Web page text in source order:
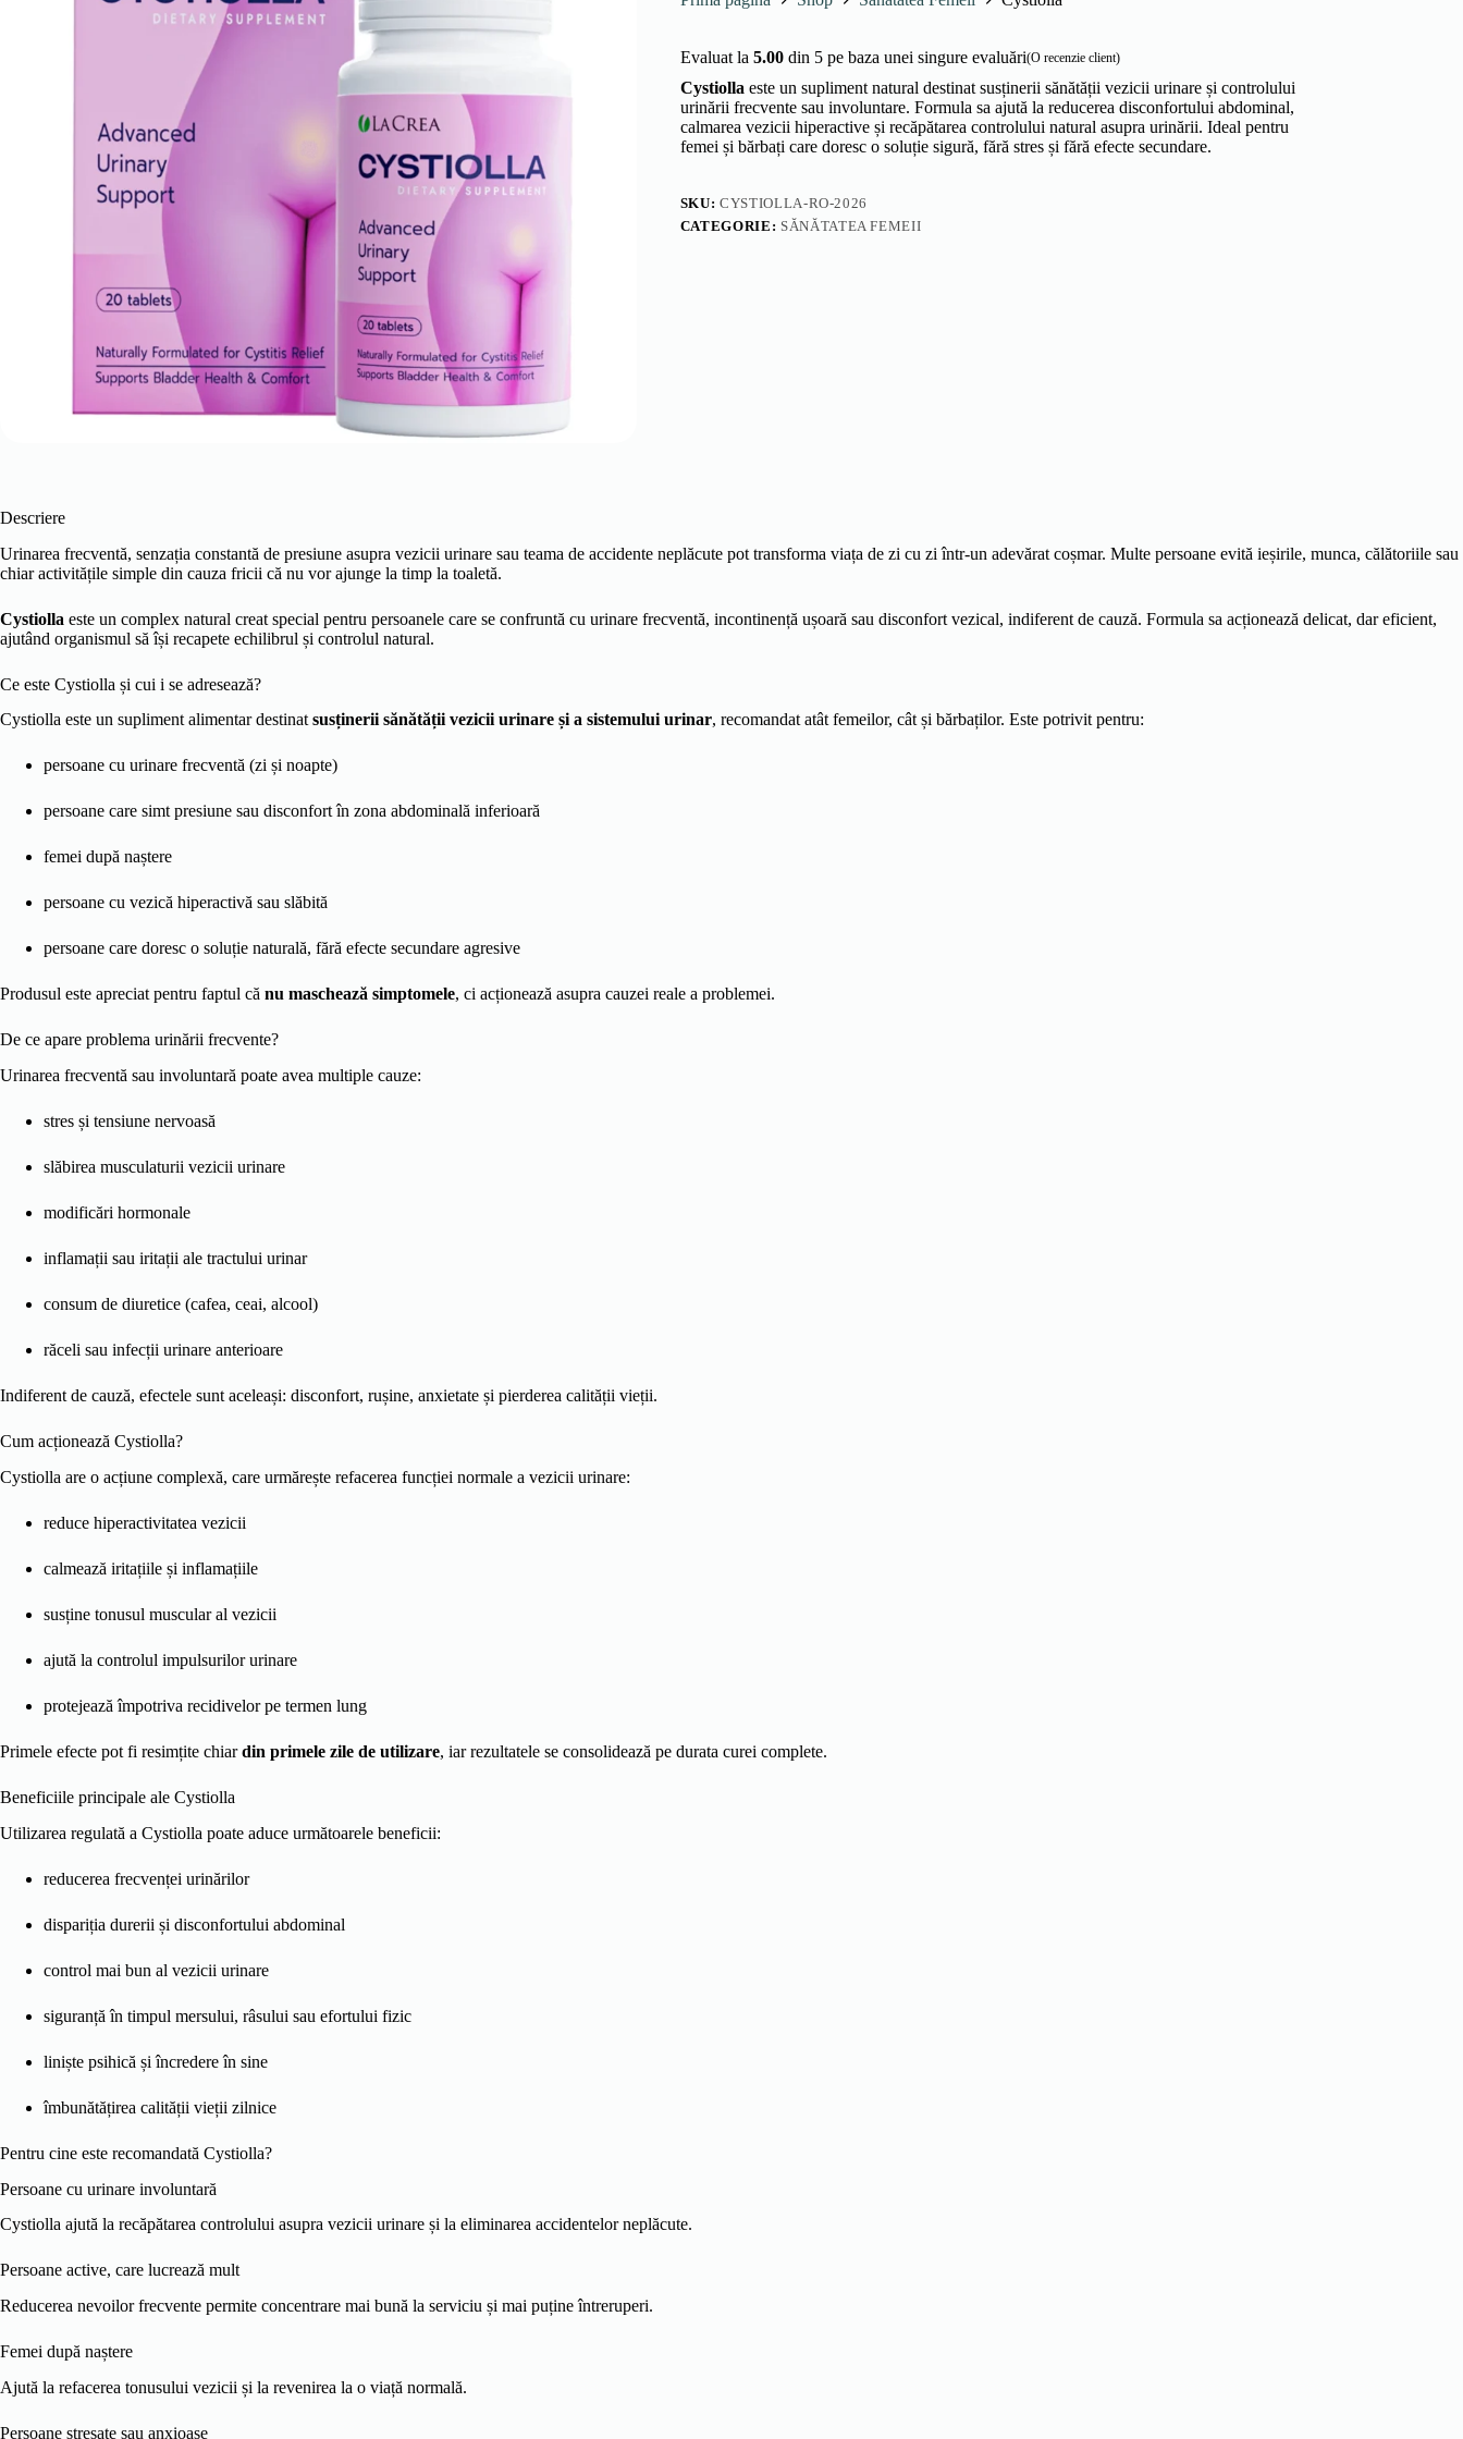
Evaluat la 5.00din 5 pe baza unei singure evaluări(O recenzie client)
Cystiolla este un supliment natural destinat susținerii sănătății vezicii urinare și controlului
urinării frecvente sau involuntare. Formula sa ajută la reducerea disconfortului abdominal,
calmarea vezicii hiperactive și recăpătarea controlului natural asupra urinării. Ideal pentru
femei și bărbați care doresc o soluție sigură, fără stres și fără efecte secundare.
SKU:CYSTIOLLA-RO-2026
CATEGORIE: SĂNĂTATEA FEMEII
Descriere
Urinarea frecventă, senzația constantă de presiune asupra vezicii urinare sau teama de accidente neplăcute pot transforma viața de zi cu zi într-un adevărat coșmar. Multe persoane evită ieșirile, munca, călătoriile sau
chiar activitățile simple din cauza fricii că nu vor ajunge la timp la toaletă.
Cystiolla este un complex natural creat special pentru persoanele care se confruntă cu urinare frecventă, incontinență ușoară sau disconfort vezical, indiferent de cauză. Formula sa acționează delicat, dar eficient,
ajutând organismul să își recapete echilibrul și controlul natural.
Ce este Cystiolla și cui i se adresează?
Cystiolla este un supliment alimentar destinat susținerii sănătății vezicii urinare și a sistemului urinar, recomandat atât femeilor, cât și bărbaților. Este potrivit pentru:
persoane cu urinare frecventă (zi și noapte)
persoane care simt presiune sau disconfort în zona abdominală inferioară
femei după naștere
persoane cu vezică hiperactivă sau slăbită
persoane care doresc o soluție naturală, fără efecte secundare agresive
Produsul este apreciat pentru faptul că nu maschează simptomele, ci acționează asupra cauzei reale a problemei.
De ce apare problema urinării frecvente?
Urinarea frecventă sau involuntară poate avea multiple cauze:
stres și tensiune nervoasă
slăbirea musculaturii vezicii urinare
modificări hormonale
inflamații sau iritații ale tractului urinar
consum de diuretice (cafea, ceai, alcool)
răceli sau infecții urinare anterioare
Indiferent de cauză, efectele sunt aceleași: disconfort, rușine, anxietate și pierderea calității vieții.
Cum acționează Cystiolla?
Cystiolla are o acțiune complexă, care urmărește refacerea funcției normale a vezicii urinare:
reduce hiperactivitatea vezicii
calmează iritațiile și inflamațiile
susține tonusul muscular al vezicii
ajută la controlul impulsurilor urinare
protejează împotriva recidivelor pe termen lung
Primele efecte pot fi resimțite chiardin primele zile de utilizare, iar rezultatele se consolidează pe durata curei complete.
Beneficiile principale ale Cystiolla
Utilizarea regulată a Cystiolla poate aduce următoarele beneficii:
reducerea frecvenței urinărilor
dispariția durerii și disconfortului abdominal
control mai bun al vezicii urinare
siguranță în timpul mersului, râsului sau efortului fizic
liniște psihică și încredere în sine
îmbunătățirea calității vieții zilnice
Pentru cine este recomandată Cystiolla?
Persoane cu urinare involuntară
Cystiolla ajută la recăpătarea controlului asupra vezicii urinare și la eliminarea accidentelor neplăcute.
Persoane active, care lucrează mult
Reducerea nevoilor frecvente permite concentrare mai bună la serviciu și mai puține întreruperi.
Femei după naștere
Ajută la refacerea tonusului vezicii și la revenirea la o viață normală.
Persoane stresate sau anxioase